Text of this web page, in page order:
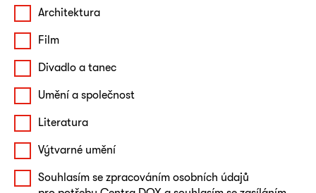
Architektura
Film
Divadlo a tanec
Umění a společnost
Literatura
Výtvarné umění
Souhlasím se zpracováním osobních údajů